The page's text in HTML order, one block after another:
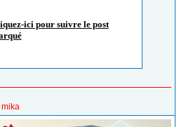
ici pour suivre le post
mika